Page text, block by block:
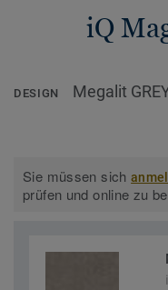
iQ
DESIGN Megalit
Sie müssen sich
prüfen und online zu